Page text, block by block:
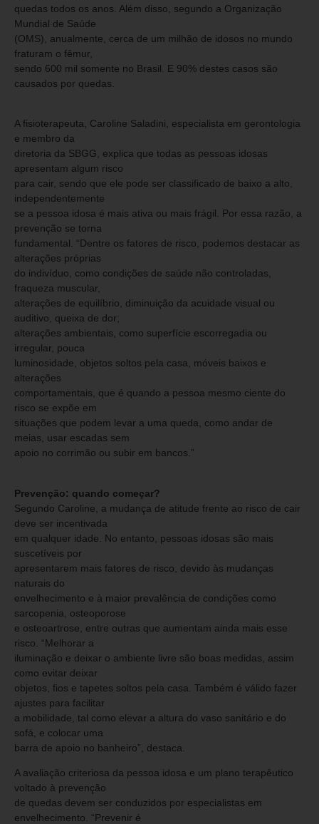
quedas todos os anos. Além disso, segundo a Organização
Mundial de Saúde
(OMS), anualmente, cerca de um milhão de idosos no mundo
fraturam o fêmur,
sendo 600 mil somente no Brasil. E 90% destes casos são
causados por quedas.
A fisioterapeuta, Caroline Saladini, especialista em gerontologia
e membro da
diretoria da SBGG, explica que todas as pessoas idosas
apresentam algum risco
para cair, sendo que ele pode ser classificado de baixo a alto,
independentemente
se a pessoa idosa é mais ativa ou mais frágil. Por essa razão, a
prevenção se torna
fundamental. “Dentre os fatores de risco, podemos destacar as
alterações próprias
do indivíduo, como condições de saúde não controladas,
fraqueza muscular,
alterações de equilíbrio, diminuição da acuidade visual ou
auditivo, queixa de dor;
alterações ambientais, como superfície escorregadia ou
irregular, pouca
luminosidade, objetos soltos pela casa, móveis baixos e
alterações
comportamentais, que é quando a pessoa mesmo ciente do
risco se expõe em
situações que podem levar a uma queda, como andar de
meias, usar escadas sem
apoio no corrimão ou subir em bancos.”
Prevenção: quando começar?
Segundo Caroline, a mudança de atitude frente ao risco de cair
deve ser incentivada
em qualquer idade. No entanto, pessoas idosas são mais
suscetíveis por
apresentarem mais fatores de risco, devido às mudanças
naturais do
envelhecimento e à maior prevalência de condições como
sarcopenia, osteoporose
e osteoartrose, entre outras que aumentam ainda mais esse
risco. “Melhorar a
iluminação e deixar o ambiente livre são boas medidas, assim
como evitar deixar
objetos, fios e tapetes soltos pela casa. Também é válido fazer
ajustes para facilitar
a mobilidade, tal como elevar a altura do vaso sanitário e do
sofá, e colocar uma
barra de apoio no banheiro”, destaca.
A avaliação criteriosa da pessoa idosa e um plano terapêutico
voltado à prevenção
de quedas devem ser conduzidos por especialistas em
envelhecimento. “Prevenir é